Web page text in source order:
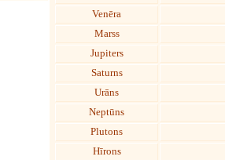
Venēra
Marss
Jupiters
Saturns
Urāns
Neptūns
Plutons
Hīrons